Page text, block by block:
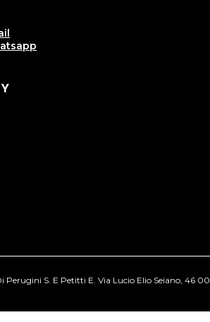
Perugini S. E Petitti E. Via Lucio Elio Seiano, 46